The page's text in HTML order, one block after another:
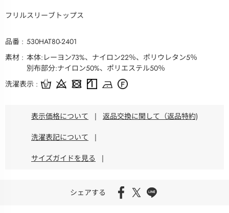
フリルスリーブトップス
品番
530HAT80-2401
素材
本体:レーヨン73%、ナイロン22％、ポリウレタン5％
別布部分:ナイロン50%、ポリエステル50％
洗濯表示
表示価格について | 返品交換に関して（返品特約)
洗濯表記について |
サイズガイドを見る |
シェアする